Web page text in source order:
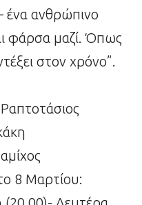
ένα ανθρώπινο
φάρσα μαζί. Όπως
στον χρόνο”.
8 Μαρτίου: